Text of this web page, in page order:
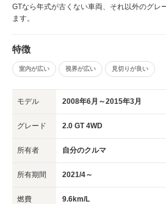
GTなら年式が古くない車両、それ以外のグレ
ます。
特徴
室内が広い 視界が広い 見切りが良い
モデル 2008年6月～2015年3月
グレード 2.0 GT 4WD
所有者 自分のクルマ
所有期間 2021/4～
燃費 9.6km/L